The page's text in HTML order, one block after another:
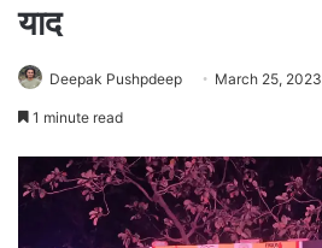
याद
Deepak Pushpdeep March 25, 2023
1 minute read